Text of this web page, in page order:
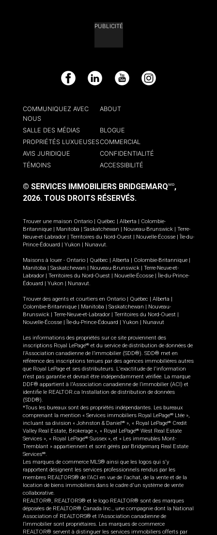
PUBLICITÉ
Facebook LinkedIn YouTube Instagram
COMMUNIQUEZ AVEC
NOUS
ABOUT
SALLE DES MÉDIAS
BLOGUE
PROPRIÉTÉS LUXUEUSESCOMMERCIAL
AVIS JURIDIQUE
CONFIDENTIALITÉ
TÉMOINS
ACCESSIBILITÉ
© SERVICES IMMOBILIERS BRIDGEMARQ MD,
2026. TOUS DROITS RÉSERVÉS.
Trouver une maison Ontario Québec Alberta
Colombie-
Britannique
Manitoba Saskatchewan Nouveau-Brunswick
Terre-
Neuve-et-Labrador
Territoires du Nord-Ouest Nouvelle-Écosse
Île-du-
Prince-Édouard
Yukon Nunavut.
Maisons à louer - Ontario Québec Alberta Colombie-Britannique
Manitoba
Saskatchewan Nouveau-Brunswick
Terre-Neuve-et-
Labrador
Territoires du Nord-Ouest Nouvelle-Écosse
Île-du-Prince-
Édouard
Yukon Nunavut.
Trouver des agents et courtiers en Ontario Québec Alberta
Colombie-Britannique
Manitoba Saskatchewan
Nouveau-
Brunswick
Terre-Neuve-et-Labrador Territoires du Nord-Ouest
Nouvelle-Écosse
Île-du-Prince-Édouard Yukon Nunavut
Les informations des propriétés sur ce site proviennent des
inscriptions Royal LePageMD et du service de distribution de données de
l'Association canadienne de l’immobilier (SDD®). SDD® met en
référence des inscriptions tenues par des agences immobilières autres
que Royal LePage et ses distributeurs. L'exactitude de l'information
n'est pas garantie et devrait être indépendamment vérifiée. La marque
DDF® appartient à l'Association canadienne de l’immobilier (ACI) et
identifie le REALTOR.ca Installation de distribution de données
(SDD®).
*Tous les bureaux sont des propriétés indépendantes. Les bureaux
comprenant la mention « Services immobiliers Royal LePageMD
Ltée »,
incluant sa division « Johnston & Daniel MD », « Royal LePageMD
Credit
Valley Real Estate, Brokerage », « Royal LePageMD West Real Estate
Services », « Royal LePageMD Sussex », et « Les immeubles Mont-
Tremblant » appartiennent et sont gérés par Bridgemarq Real Estate
ServicesMD.
Les marques de commerce MLS® ainsi que les logos qui s'y
rapportent désignent les services professionnels rendus par les
membres REALTORS® de l'ACI en vue de l'achat, de la vente et de la
location de biens immobiliers dans le cadre d'un système de vente
collaborative.
REALTOR®, REALTORS® et le logo REALTOR® sont des marques
déposées de REALTOR® Canada Inc., une compagnie dont la National
Association of REALTORS® et l'Association canadienne de
l’immobilier sont propriétaires. Les marques de commerce
REALTOR® servent à distinguer les services immobiliers offerts par